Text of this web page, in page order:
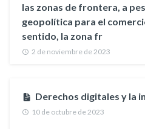
2 de noviembre de 2023
las zonas de frontera, a
geopolítica para el
sentido, la zona fr
10 de octubre de 2023
Derechos digitales y la